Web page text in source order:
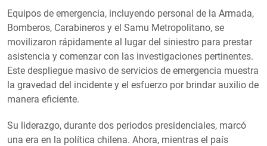
Equipos de emergencia, incluyendo personal de la Armada,
Bomberos, Carabineros y el Samu Metropolitano, se
movilizaron rápidamente al lugar del siniestro para prestar
asistencia y comenzar con las investigaciones pertinentes.
Este despliegue masivo de servicios de emergencia muestra
la gravedad del incidente y el esfuerzo por brindar auxilio de
manera eficiente.
Su liderazgo, durante dos periodos presidenciales, marcó
una era en la política chilena. Ahora, mientras el país